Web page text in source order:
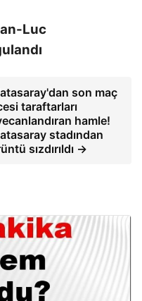
Luc
son maç
taraftarları
hamle!
stadından
sızdırıldı →